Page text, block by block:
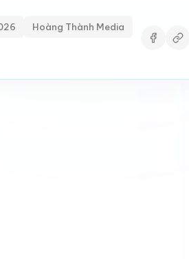
Hoàng Thành Media